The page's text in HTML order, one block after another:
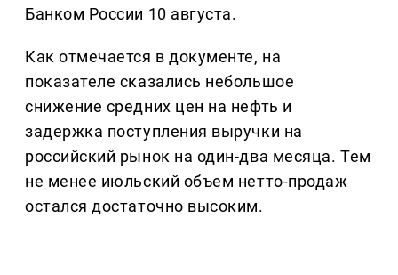
Банком России 10 августа.
Как отмечается в документе, на
показателе сказались небольшое
снижение средних цен на нефть и
задержка поступления выручки на
российский рынок на один-два месяца. Тем
не менее июльский объем нетто-продаж
остался достаточно высоким.